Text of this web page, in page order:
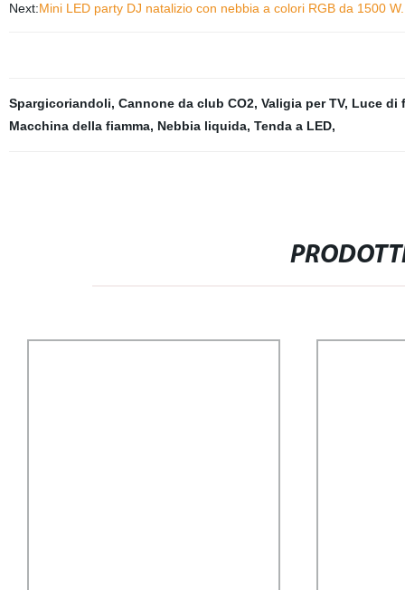
Next:Mini LED party DJ natalizio con nebbia a colori RGB da 1500
Spargicoriandoli, Cannone da club CO2, Valigia per TV, Luce di
Macchina della fiamma, Nebbia liquida, Tenda a LED,